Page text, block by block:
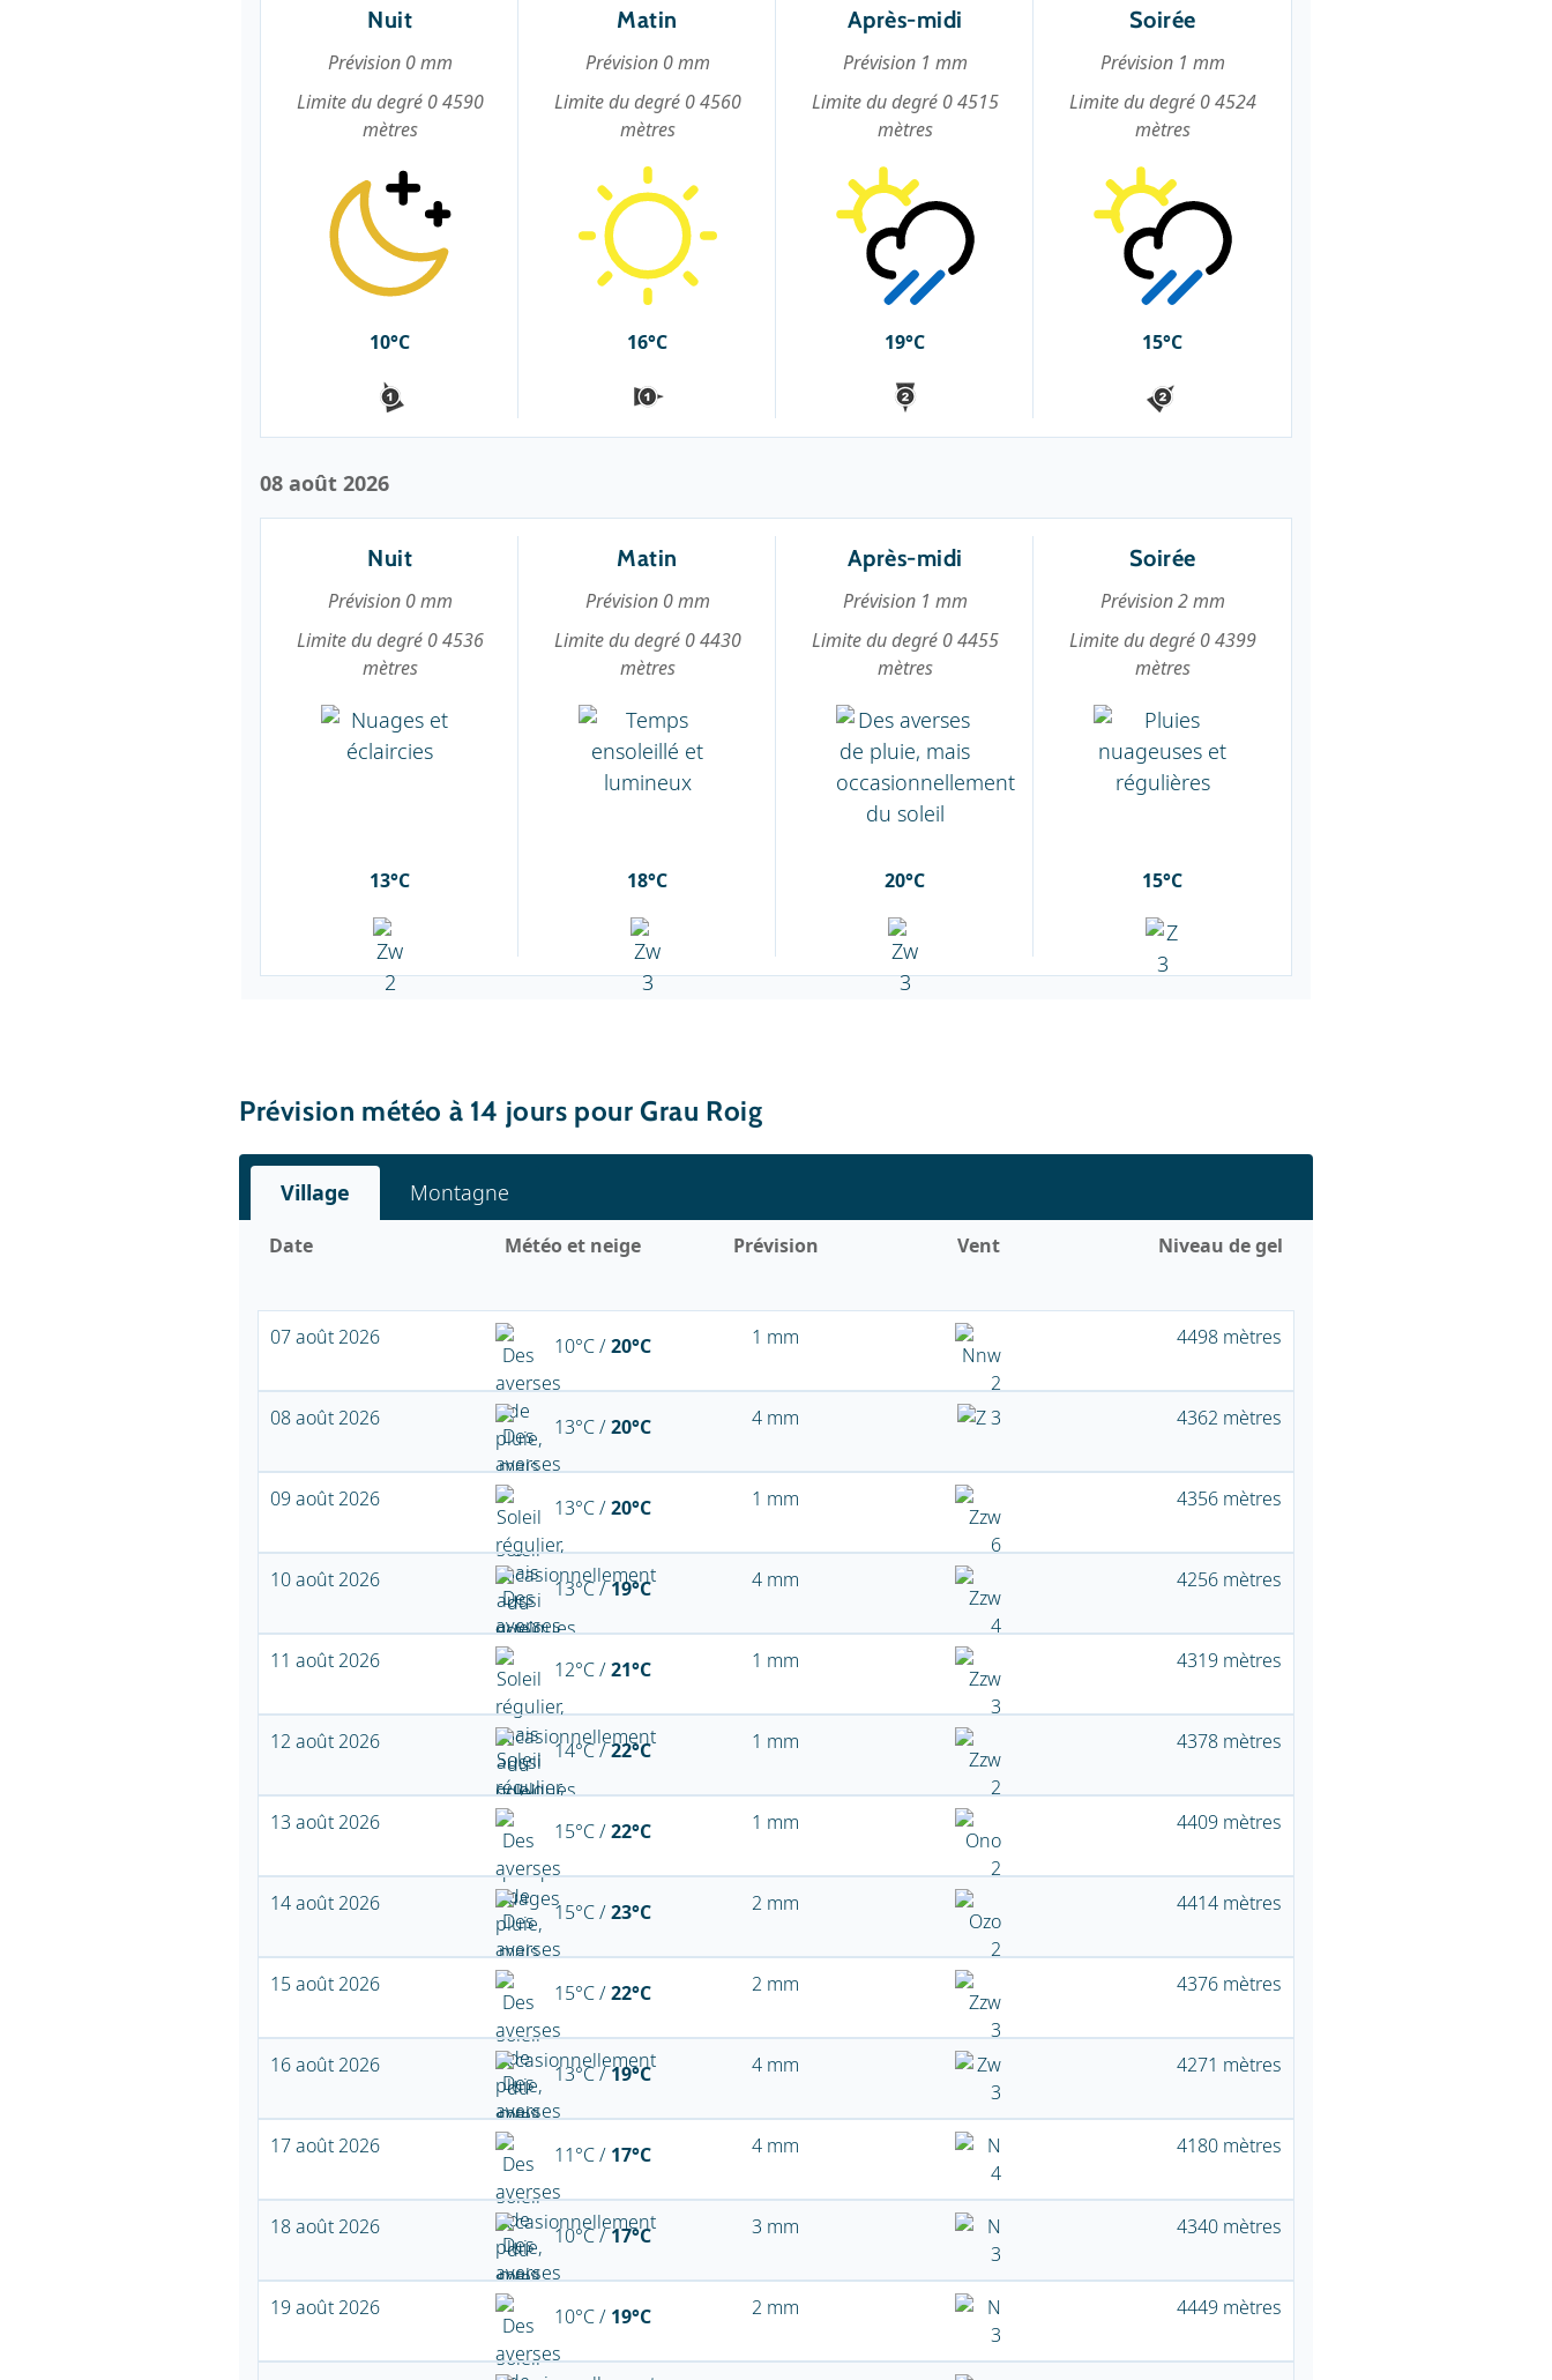
Nuit
Prévision 0 mm
Limite du degré 0 4590
mètres
10°C
Matin
Prévision 0 mm
Limite du degré 0 4560
mètres
16°C
Après-midi
Prévision 1 mm
Limite du degré 0 4515
mètres
19°C
Soirée
Prévision 1 mm
Limite du degré 0 4524
mètres
15°C
08 août 2026
Nuit
Prévision 0 mm
Limite du degré 0 4536
mètres
13°C
Matin
Prévision 0 mm
Limite du degré 0 4430
mètres
18°C
Après-midi
Prévision 1 mm
Limite du degré 0 4455
mètres
20°C
Soirée
Prévision 2 mm
Limite du degré 0 4399
mètres
15°C
Prévision météo à 14 jours pour Grau Roig
Village Montagne
Date Météo et neige Prévision Vent Niveau de gel
07 août 2026 10°C /20°C 1 mm 4498 mètres
08 août 2026 13°C /20°C 4 mm 4362 mètres
09 août 2026 13°C /20°C 1 mm 4356 mètres
10 août 2026 13°C /19°C 4 mm 4256 mètres
11 août 2026 12°C /21°C 1 mm 4319 mètres
12 août 2026 14°C /22°C 1 mm 4378 mètres
13 août 2026 15°C /22°C 1 mm 4409 mètres
14 août 2026 15°C /23°C 2 mm 4414 mètres
15 août 2026 15°C /22°C 2 mm 4376 mètres
16 août 2026 13°C /19°C 4 mm 4271 mètres
17 août 2026 11°C / 17°C 4 mm 4180 mètres
18 août 2026 10°C /17°C 3 mm 4340 mètres
19 août 2026 10°C / 19°C 2 mm 4449 mètres